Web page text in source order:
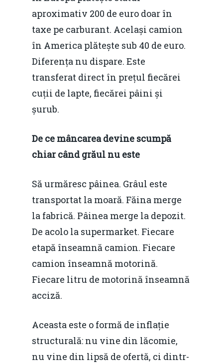
aproximativ 200 de euro doar în
taxe pe carburant. Același camion
în America plătește sub 40 de euro.
Diferența nu dispare. Este
transferat direct în prețul fiecărei
cuții de lapte, fiecărei pâini și
șurub.
De ce mâncarea devine scumpă
chiar când grăul nu este
Să urmăresc pâinea. Grâul este
transportat la moară. Făina merge
la fabrică. Pâinea merge la depozit.
De acolo la supermarket. Fiecare
etapă înseamnă camion. Fiecare
camion înseamnă motorină.
Fiecare litru de motorină înseamnă
acciză.
Aceasta este o formă de inflație
structurală: nu vine din lăcomie,
nu vine din lipsă de ofertă, ci dintr-